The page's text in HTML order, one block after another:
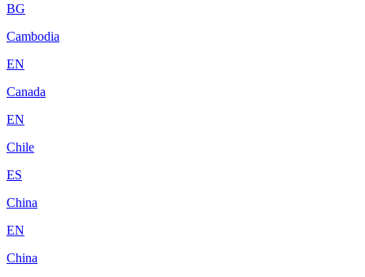
BG
Cambodia
EN
Canada
EN
Chile
ES
China
EN
China